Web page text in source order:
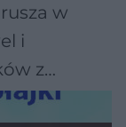
w
i
z